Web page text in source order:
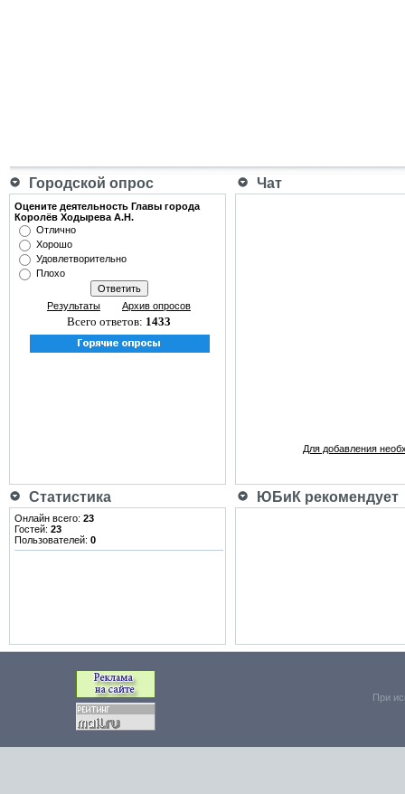
Городской опрос Чат
Оцените деятельность Главы города
Королёв Ходырева А.Н.
Отлично
Хорошо
Удовлетворительно
Плохо
Результаты Архив опросов
Всего ответов: 1433
Для добавления
Статистика ЮБиК рекомендует
Онлайн всего: 23
Гостей: 23
Пользователей: 0
При